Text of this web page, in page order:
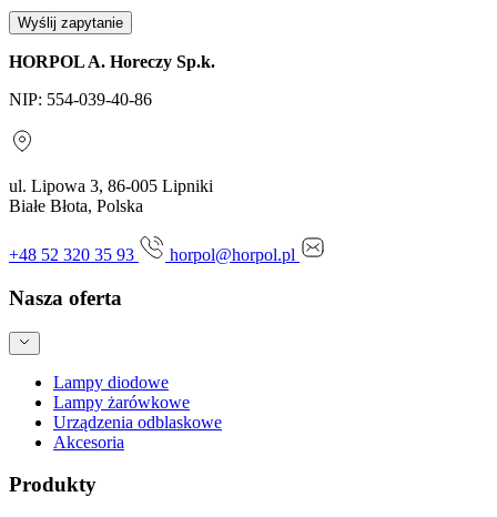
Wyślij zapytanie
HORPOL A. Horeczy Sp.k.
NIP: 554-039-40-86
ul. Lipowa 3, 86-005 Lipniki
Białe Błota, Polska
+48 52 320 35 93 horpol@horpol.pl
Nasza oferta
Lampy diodowe
Lampy żarówkowe
Urządzenia odblaskowe
Akcesoria
Produkty